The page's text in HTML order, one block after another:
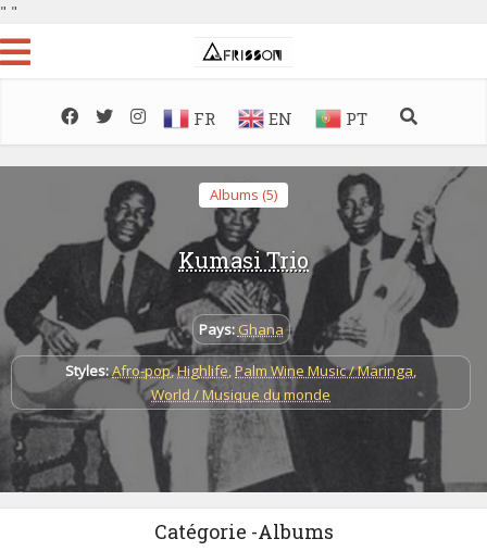
" "
FR EN PT
Albums (5)
Kumasi Trio
Pays: Ghana
Styles:Afro-pop,Highlife,Palm Wine Music / Maringa,
World / Musique du monde
Catégorie -Albums